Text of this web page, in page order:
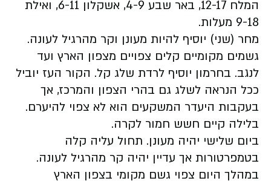
המלח 12-17, באר שבע 4-9, אשקלון 6-11, ואילת
9-18 מעלות.
מחר (שני) יוסיף להיות מעונן וקר מהרגיל לעונה.
גשמים מקומיים קלים צפויים מצפון הארץ ועד
לנגב. בחרמון יוסיף לרדת שלג קל. הקור העז יוביל
ככל הנראה לשלג גם בהרי הצפון והמרכז, אך
בעקבות היעדר המשקעים הוא לא צפוי להיערם.
בלילה קיים חשש חמור לקרה.
ביום שלישי יהיה מעונן. תחול עליה קלה
בטמפרטורות אך עדיין יהיה קר מהרגיל לעונה.
במהלך היום צפוי גשם מקומי בצפון הארץ